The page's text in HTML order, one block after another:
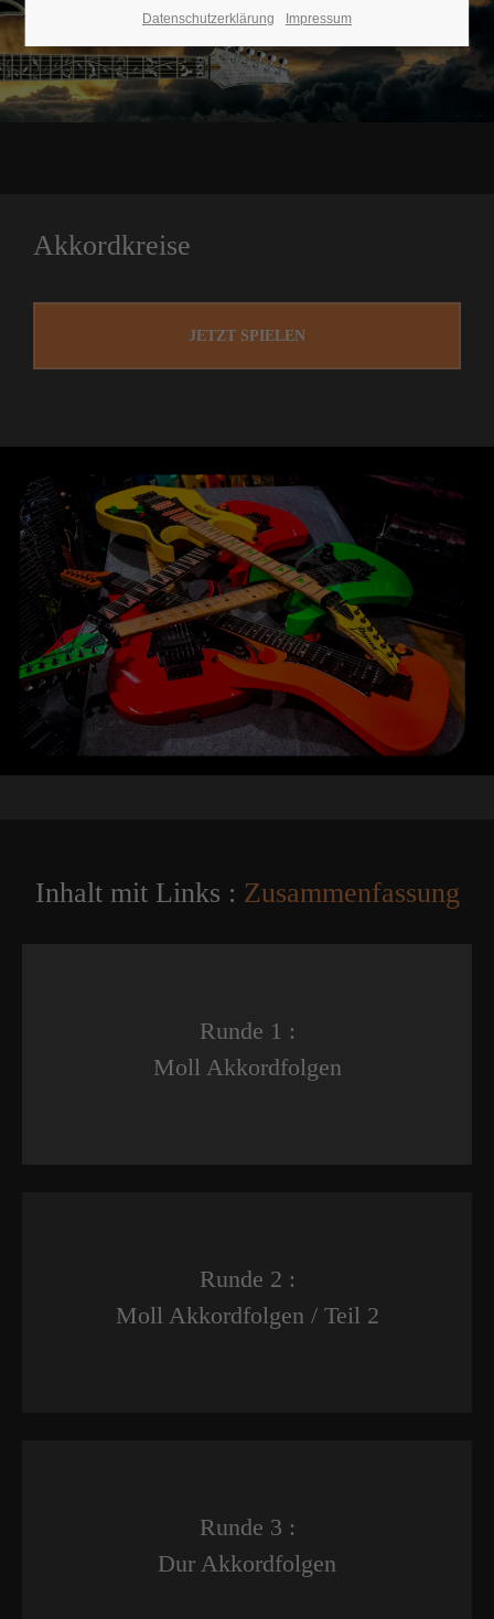
Akkordkreise
JETZT SPIELEN
Inhalt mit Links : Zusammenfassung
Runde 1 :
Moll Akkordfolgen
Runde 2 :
Moll Akkordfolgen / Teil 2
Runde 3 :
Dur Akkordfolgen
Datenschutzerklärung Impressum